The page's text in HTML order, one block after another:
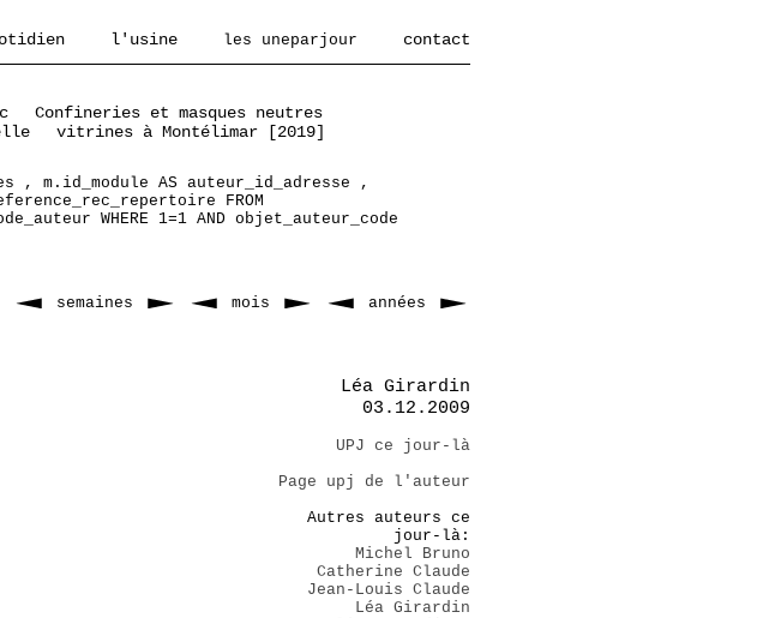
l'usine les uneparjour contact
Confineries et masques neutres
vitrines à Montélimar [2019]
, m.id_module AS auteur_id_adresse ,
FROM
WHERE 1=1 AND objet_auteur_code
semaines mois années
Léa Girardin
03.12.2009
UPJ ce jour-là
Page upj de l'auteur
Autres auteurs ce
jour-là:
Michel Bruno
Catherine Claude
Jean-Louis Claude
Léa Girardin